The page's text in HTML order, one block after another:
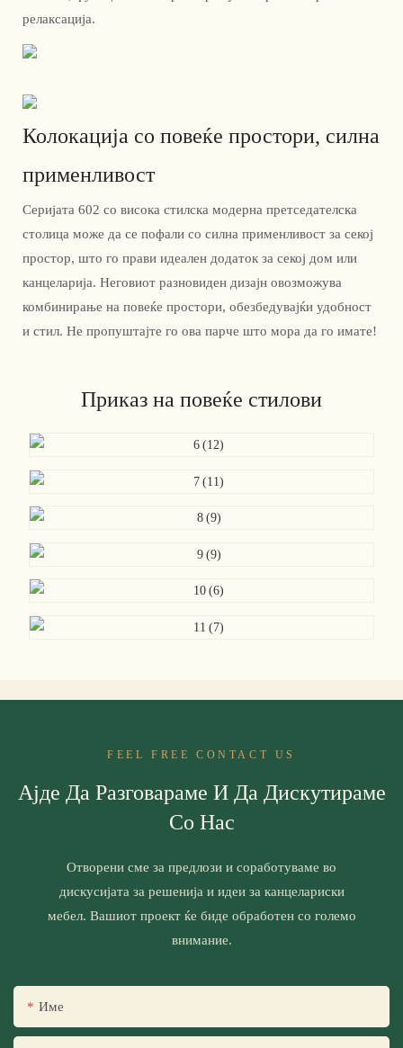
релаксација.
Колокација со повеќе простори, силна
применливост
Серијата 602 со висока стилска модерна претседателска
столица може да се пофали со силна применливост за секој
простор, што го прави идеален додаток за секој дом или
канцеларија. Неговиот разновиден дизајн овозможува
комбинирање на повеќе простори, обезбедувајќи удобност
и стил. Не пропуштајте го ова парче што мора да го имате!
Приказ на повеќе стилови
FEEL FREE CONTACT US
Ајде Да Разговараме И Да Дискутираме
Со Нас
Отворени сме за предлози и соработуваме во
дискусијата за решенија и идеи за канцелариски
мебел. Вашиот проект ќе биде обработен со големо
внимание.
Име